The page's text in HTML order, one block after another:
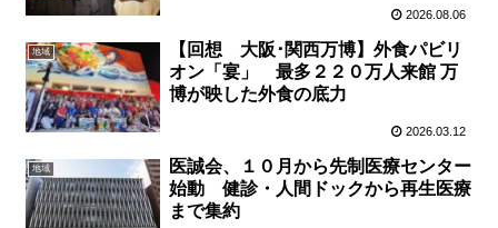
2026.08.06
地域
【回想 大阪･関西万博】外食パビリ
オン「宴」 最多２２０万人来館 万
博が映した外食の底力
2026.03.12
地域
医誠会、１０月から先制医療センター
始動 健診・人間ドックから再生医療
まで集約